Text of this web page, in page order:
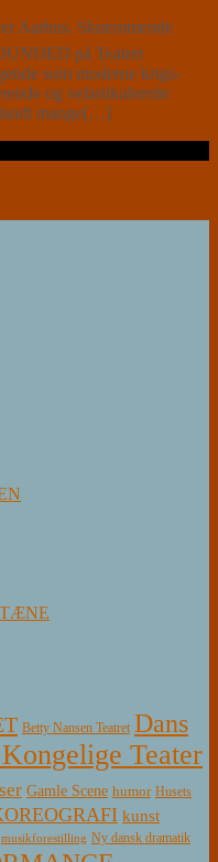
Aarhus. Skræmmende
på Teatret
som moderne krigs-
og velartikulerede
mange[…]
Betty Nansen Teatret Dans
Teater
Gamle Scene humor Husets
kunst
musikforestilling Ny dansk dramatik